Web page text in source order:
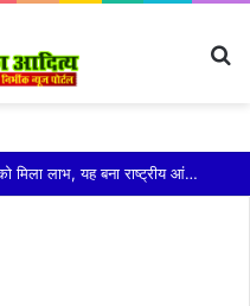
महाराज